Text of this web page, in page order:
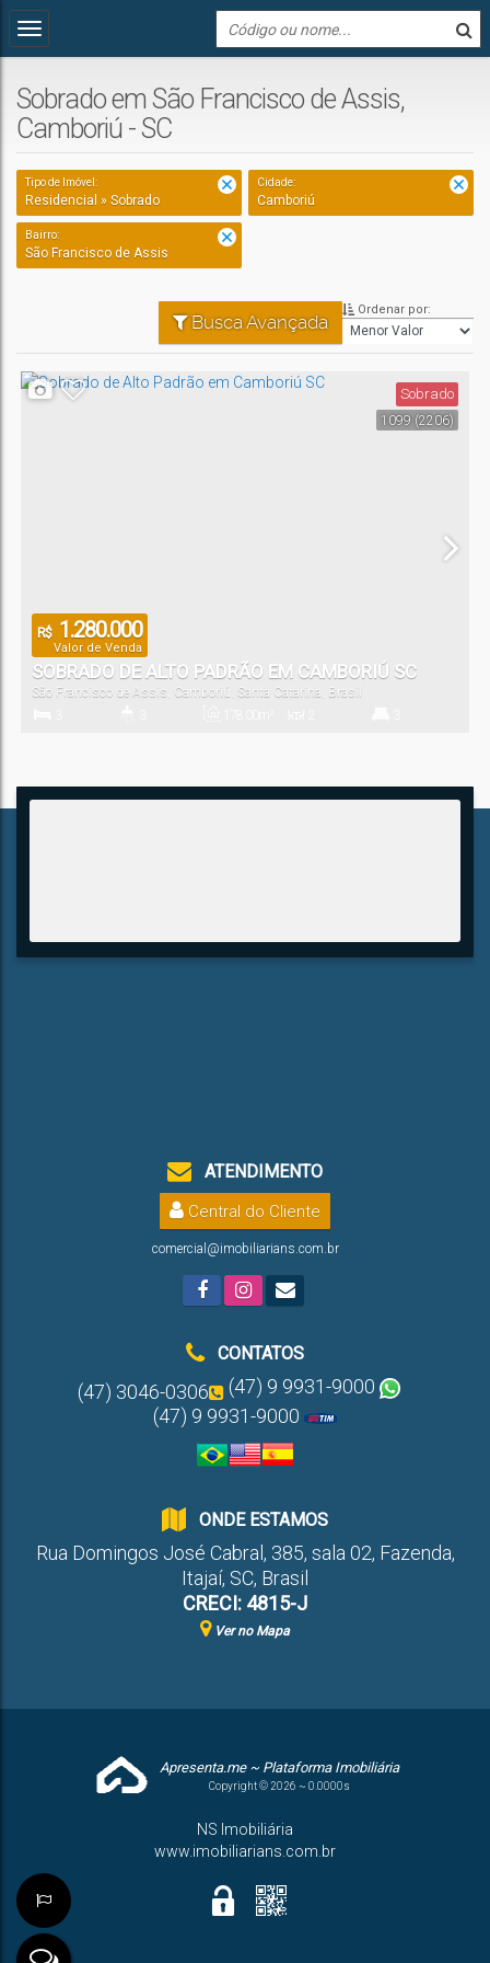
Sobrado em São Francisco de Assis,
Camboriú - SC
Tipo de Imóvel:
Residencial » Sobrado
Cidade:
Camboriú
Bairro:
São Francisco de Assis
Busca Avançada
Ordenar por:
1099 (2206)
Sobrado
R$ 1.280.000
Valor de Venda
SOBRADO DE ALTO PADRÃO EM CAMBORIÚ SC
São Francisco de Assis Camboriú Santa Catarina
Brasil
ATENDIMENTO
Central do Cliente
comercial@imobiliarians.com.br
CONTATOS
(47) 3046-0306
(47) 9 9931-9000
(47) 9 9931-9000
ONDE ESTAMOS
Rua Domingos José Cabral , 385, sala 02, Fazenda,
Itajaí, SC, Brasil
CRECI: 4815-J
Ver no Mapa
Apresenta.me ~ Plataforma Imobiliária
Copyright © 2026 ~ 0.0000s
NS Imobiliária
www.imobiliarians.com.br